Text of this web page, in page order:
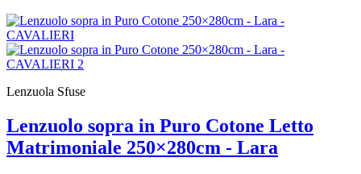
Lenzuola Sfuse
Lenzuolo sopra in Puro Cotone Letto
Matrimoniale 250×280cm - Lara